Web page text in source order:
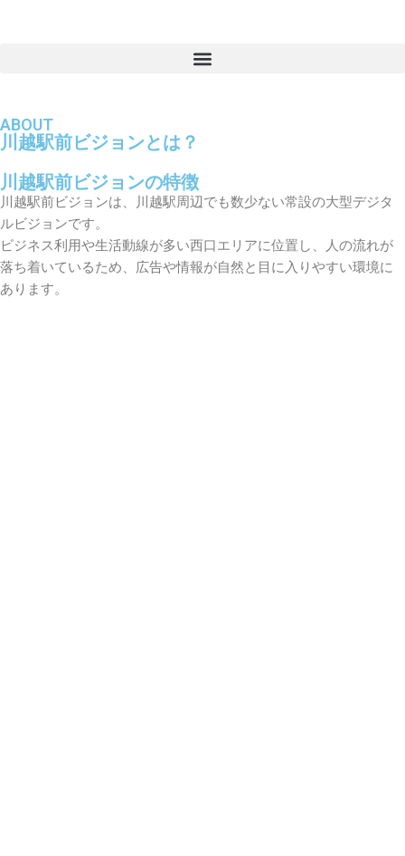
ABOUT
川越駅前ビジョンとは？
川越駅前ビジョンの特徴
川越駅前ビジョンは、川越駅周辺でも数少ない常設の大型デジタ
ルビジョンです。
ビジネス利用や生活動線が多い西口エリアに位置し、人の流れが
落ち着いているため、広告や情報が自然と目に入りやすい環境に
あります。